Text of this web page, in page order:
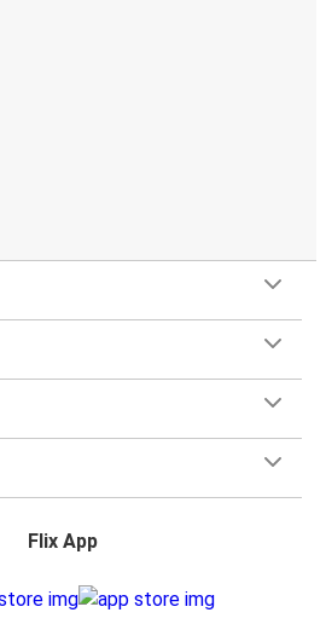
Flix App